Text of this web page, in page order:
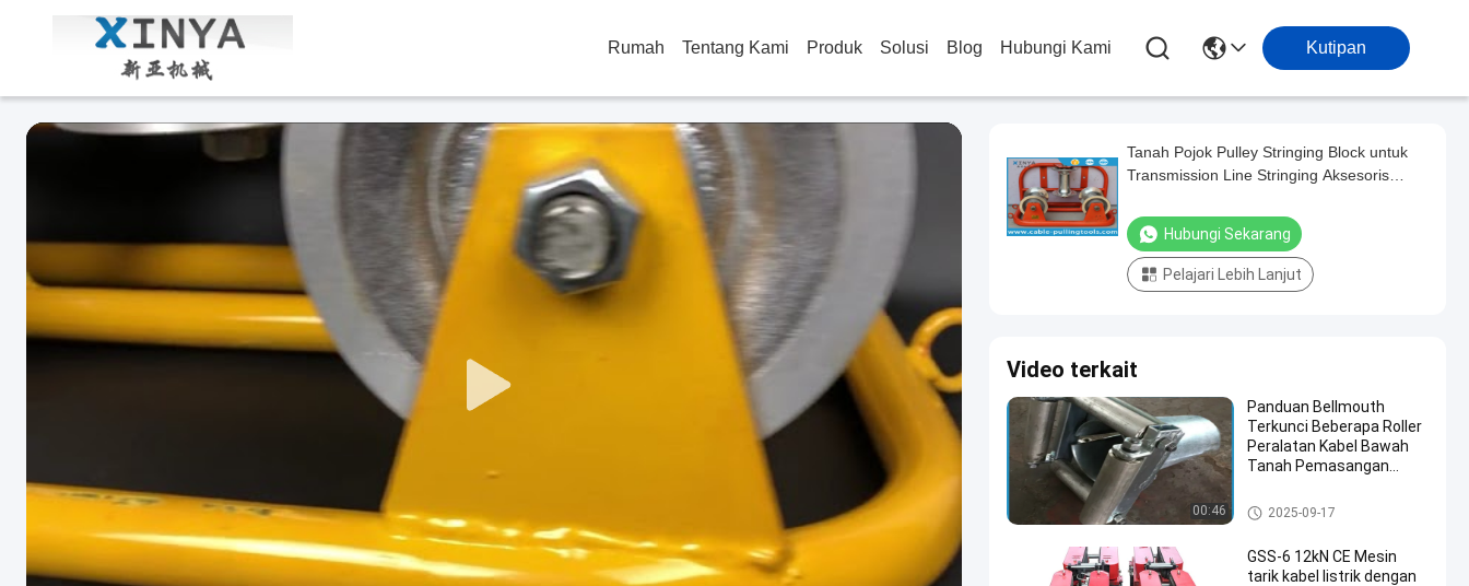
Rumah Tentang Kami Produk Solusi Blog Hubungi Kami Kutipan
Tanah Pojok Pulley Stringing Block untuk
Transmission Line Stringing Aksesoris
Hubungi Sekarang
Pelajari Lebih Lanjut
Video terkait
00:46
Panduan Bellmouth
Terkunci Beberapa Roller
Peralatan Kabel Bawah
Tanah Pemasangan
Alat kabel bawah tanah
2025-09-17
GSS-6 12kN CE Mesin
tarik kabel listrik dengan